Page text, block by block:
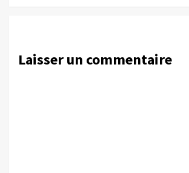
Laisser un commentaire